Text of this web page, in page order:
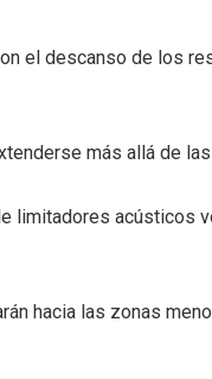
el descanso de los
más allá de las
limitadores acústicos
hacia las zonas